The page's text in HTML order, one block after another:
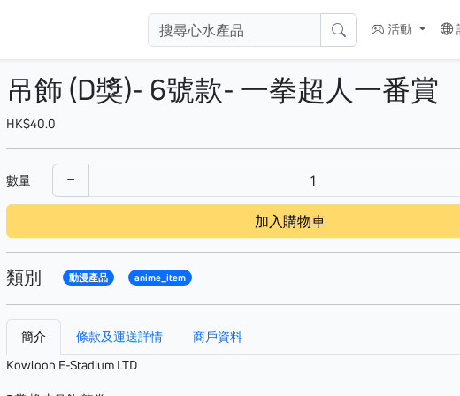
活動
吊飾 (D獎)- 6號款- 一拳超人一番賞
HK$40.0
數量
加入購物車
類別 動漫產品 anime_item
簡介 條款及運送詳情
商戶資料
Kowloon E-Stadium LTD